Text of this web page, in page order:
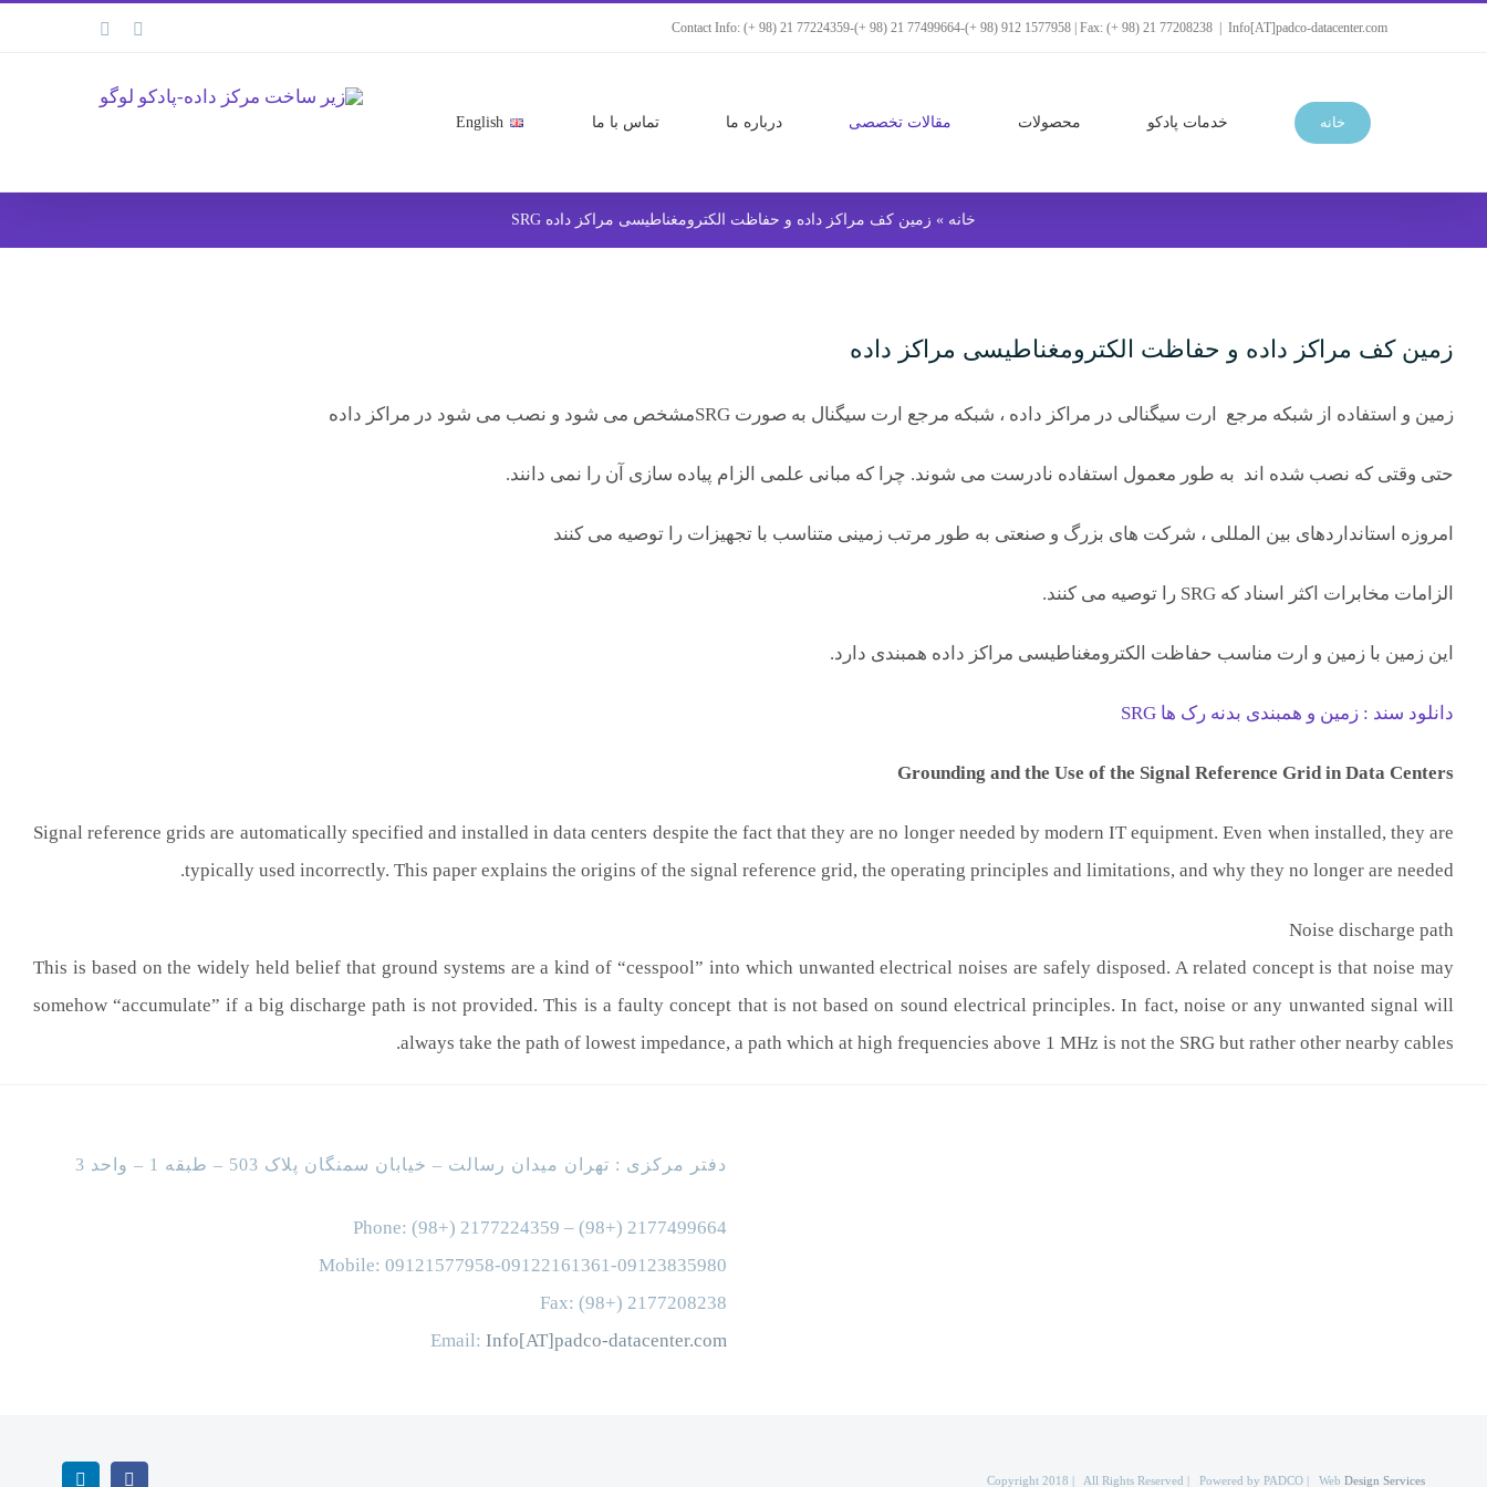
Contact Info: (+ 98) 21 77224359-(+ 98) 21 77499664-(+ 98) 912 1577958 | Fax: (+ 98) 21 77208238 Info[AT]padco-datacenter.com
facebook
خانه خدمات پادکو محصولات مقالات تخصصی درباره ما تماس با ما English
خانه » زمین کف مراکز داده و حفاظت الکترومغناطیسی مراکز داده SRG
زمین کف مراکز داده و حفاظت الکترومغناطیسی مراکز داده
زمین و استفاده از شبکه مرجع ارت سیگنالی در مراکز داده ، شبکه مرجع ارت سیگنال به صورت SRGمشخص می شود و نصب می شود در مراکز داده
حتی وقتی که نصب شده اند به طور معمول استفاده نادرست می شوند. چرا که مبانی علمی الزام پیاده سازی آن را نمی دانند.
امروزه استانداردهای بین المللی ، شرکت های بزرگ و صنعتی به طور مرتب زمینی متناسب با تجهیزات را توصیه می کنند
الزامات مخابرات اکثر اسناد که SRG را توصیه می کنند.
این زمین با زمین و ارت مناسب حفاظت الکترومغناطیسی مراکز داده همبندی دارد.
دانلود سند : زمین و همبندی بدنه رک ها SRG
Grounding and the Use of the Signal Reference Grid in Data Centers
Signal reference grids are automatically specified and installed in data centers despite the fact that they are no longer needed by modern IT equipment. Even when installed, they are
typically used incorrectly. This paper explains the origins of the signal reference grid, the operating principles and limitations, and why they no longer are needed.
Noise discharge path
This is based on the widely held belief that ground systems are a kind of “cesspool” into which unwanted electrical noises are safely disposed. A related concept is that noise may
somehow “accumulate” if a big discharge path is not provided. This is a faulty concept that is not based on sound electrical principles. In fact, noise or any unwanted signal will
always take the path of lowest impedance, a path which at high frequencies above 1 MHz is not the SRG but rather other nearby cables.
دفتر مرکزی : تهران میدان رسالت – خیابان سمنگان پلاک 503 – طبقه 1 – واحد 3
Phone: (98+) 2177224359 – (98+) 2177499664
Mobile: 09121577958-09122161361-09123835980
Fax: (98+) 2177208238
Email: Info[AT]padco-datacenter.com
Copyright 2018 | All Rights Reserved | Powered by PADCO | Web Design Services
facebook
linkedin